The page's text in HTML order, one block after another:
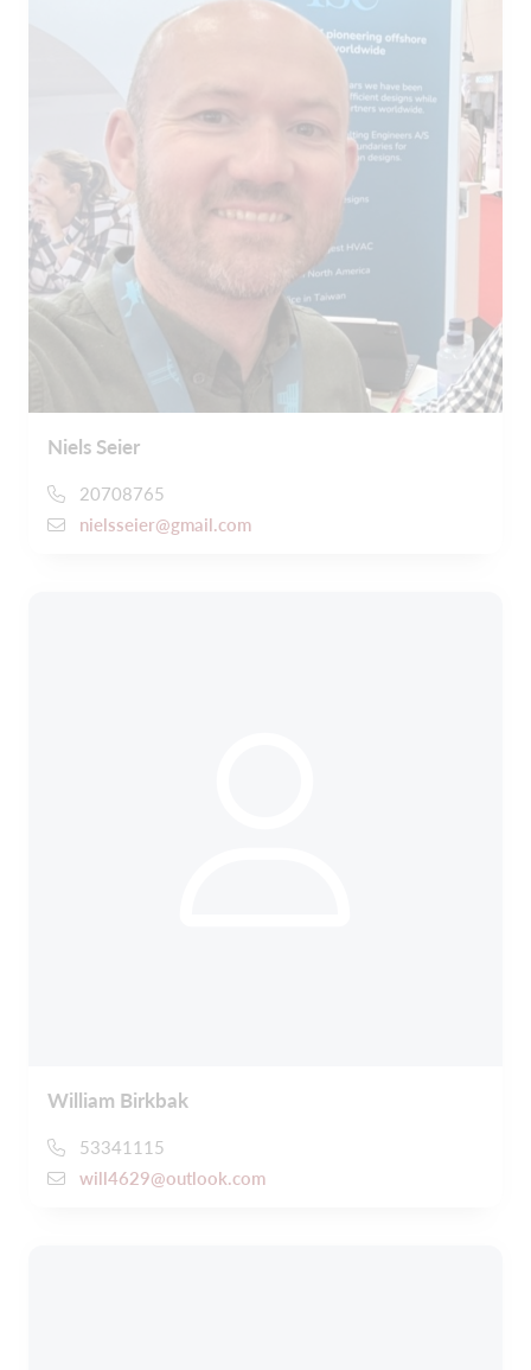
Niels Seier
20708765
nielsseier@gmail.com
William Birkbak
53341115
will4629@outlook.com